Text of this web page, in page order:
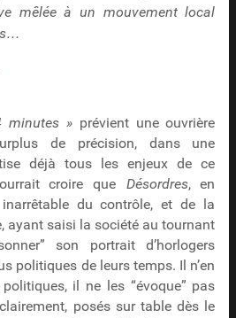
mêlée à un mouvement local
minutes »prévient une ouvrière
de précision, dans une
déjà tous les enjeux de ce
croire que Désordres, en
du contrôle, et de la
ayant saisi la société au tournant
son portrait d’horlogers
politiques de leurs temps. Il n’en
il ne les “évoque” pas
posés sur table dès le